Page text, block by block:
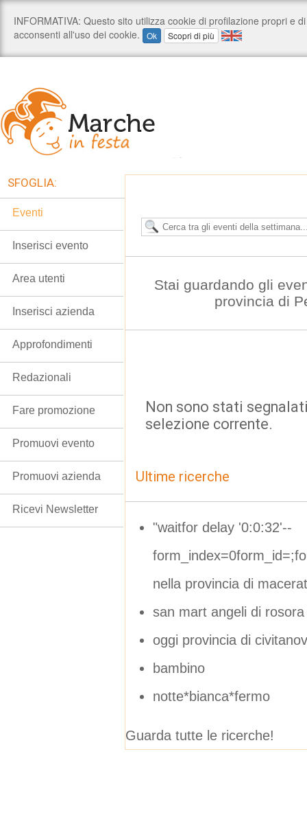
Stai guardando gli
provincia di
Non sono stati
selezione corrente.
Ultime ricerche
"waitfor delay '0:0:32'--
nella provincia di
san mart angeli di
oggi provincia di
bambino
notte*bianca*fermo
Guarda tutte le ricerche!
SFOGLIA:
Eventi
Inserisci evento
Area utenti
Inserisci azienda
Approfondimenti
Redazionali
Fare promozione
Promuovi evento
Promuovi azienda
Ricevi Newsletter